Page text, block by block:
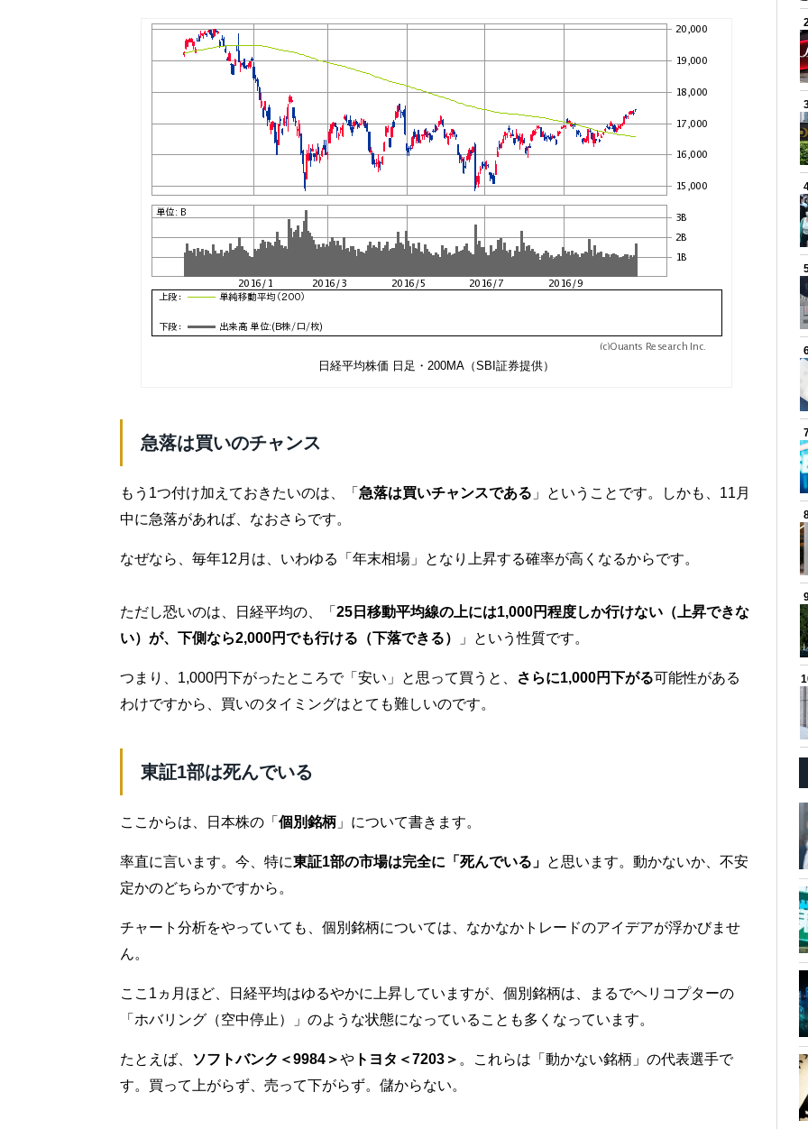
日経平均株価 日足・200MA（SBI証券提供）
急落は買いのチャンス
もう1つ付け加えておきたいのは、「 急落は買いチャンスである 」ということです。しかも、11月
中に急落があれば、なおさらです。
なぜなら、毎年12月は、いわゆる「年末相場」となり上昇する確率が高くなるからです。
ただし恐いのは、日経平均の、「 25日移動平均線の上には1,000円程度しか行けない（上昇できな
い）が、下側なら2,000円でも行ける（下落できる）
」という性質です。
つまり、1,000円下がったところで「安い」と思って買うと、 さらに1,000円下がる可能性がある
わけですから、買いのタイミングはとても難しいのです。
東証1部は死んでいる
ここからは、日本株の「 個別銘柄 」について書きます。
率直に言います。今、特に東証1部の市場は完全に「死んでいる」 と思います。動かないか、不安
定かのどちらかですから。
チャート分析をやっていても、個別銘柄については、なかなかトレードのアイデアが浮かびませ
ん。
ここ1ヵ月ほど、日経平均はゆるやかに上昇していますが、個別銘柄は、まるでヘリコプターの
「ホバリング（空中停止）」のような状態になっていることも多くなっています。
たとえば、 ソフトバンク＜9984＞や トヨタ＜7203＞ 。これらは「動かない銘柄」の代表選手で
す。買って上がらず、売って下がらず。儲からない。